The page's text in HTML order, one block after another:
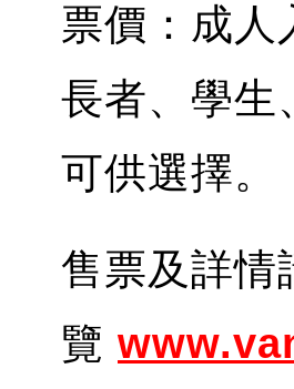
票價：成
長者、學生
可供選擇。
售票及詳情
覽